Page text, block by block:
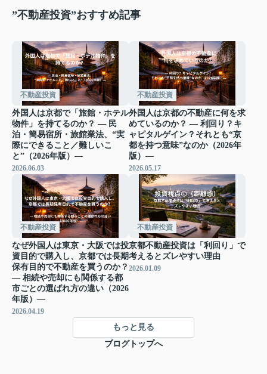
”不動産投資”おすすめ記事
不動産投資
外国人は京都で「旅館・ホテル
物件」を持てるのか？ ― 民
泊・簡易宿所・旅館業法、“実
際にできること／難しいこ
と”（2026年版）―
2026.06.03
不動産投資
外国人は京都の不動産に何を求
めているのか？ ― 利回り？キ
ャピタルゲイン？それとも“京
都を持つ意味”なのか（2026年
版）―
2026.05.17
不動産投資
なぜ外国人は東京・大阪では投
資目的で購入し、京都では長期
保有目的で不動産を買うのか？
― 相続や売却にも関係する都
市ごとの選ばれ方の違い（2026
年版）―
2026.04.19
不動産投資
京都不動産投資は「利回り」で
考えるとズレやすい理由
2026.01.09
もっと見る
ブログトップへ